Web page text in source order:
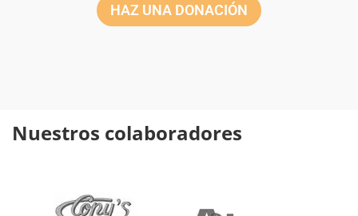
HAZ UNA DONACIÓN
Nuestros colaboradores